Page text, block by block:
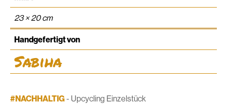
23 × 20 cm
Handgefertigt von
Sabiha
#NACHHALTIG- Upcycling Einzelstück